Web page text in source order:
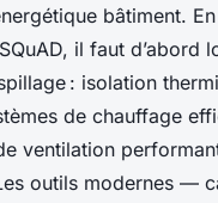
bâtiment.
il faut d’abord
: isolation
de chauffage
ventilation
outils modernes —